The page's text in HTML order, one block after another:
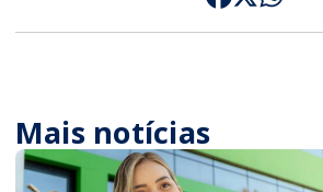
Mais notícias